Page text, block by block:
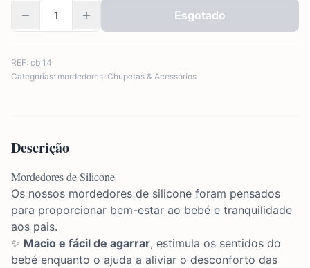
Esgotado
REF: cb 14
Categorias: mordedores, Chupetas & Acessórios
Descrição
Mordedores de Silicone
Os nossos mordedores de silicone foram pensados
para proporcionar bem-estar ao bebé e tranquilidade
aos pais.
✨ Macio e fácil de agarrar, estimula os sentidos do
bebé enquanto o ajuda a aliviar o desconforto das